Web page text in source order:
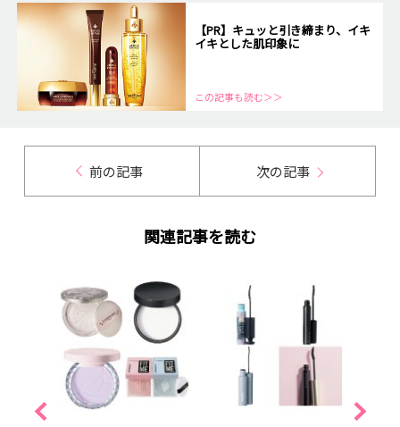
【PR】キュッと引き締まり、イキ
イキとした肌印象に
この記事も読む＞＞
前の記事 次の記事
関連記事を読む